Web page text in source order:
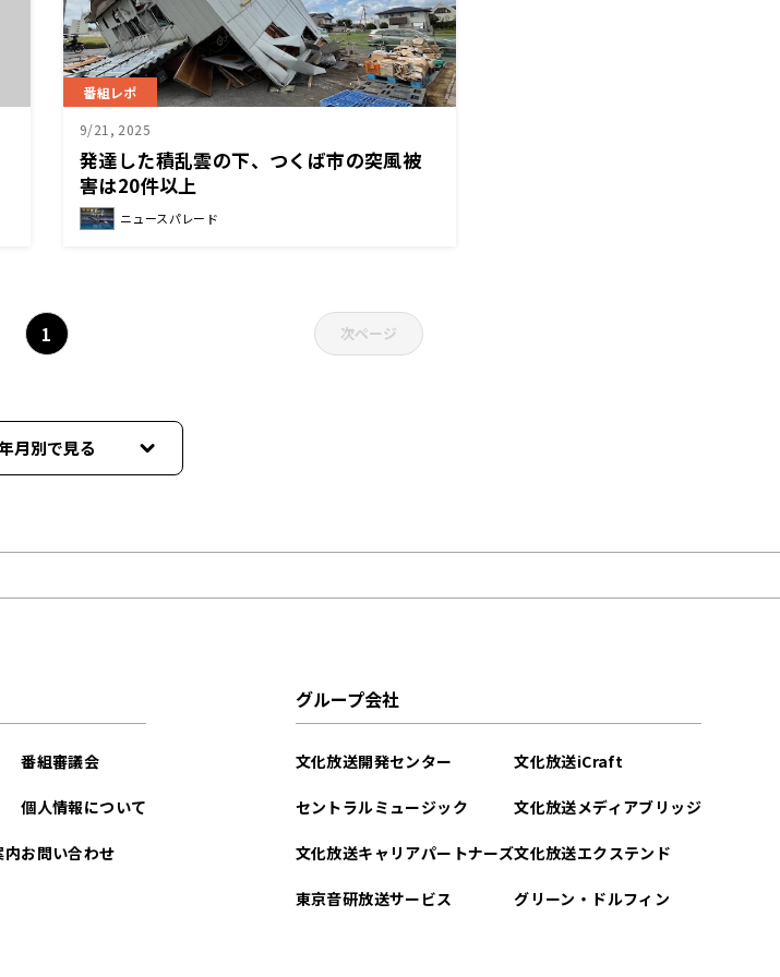
番組レポ
9/21, 2025
発達した積乱雲の下、つくば市の突風被
害は20件以上
ニュースパレード
1 次ページ
月別で見る
内
番組審議会
個人情報について
お問い合わせ
グループ会社
文化放送開発センター
セントラルミュージック
文化放送キャリアパートナーズ
東京音研放送サービス
文化放送iCraft
文化放送メディアブリッジ
文化放送エクステンド
グリーン・ドルフィン